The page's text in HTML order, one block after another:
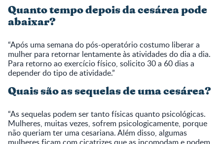
Quanto tempo depois da cesárea pode
abaixar?
“Após uma semana do pós-operatório costumo liberar a
mulher para retornar lentamente às atividades do dia a dia.
Para retorno ao exercício físico, solicito 30 a 60 dias a
depender do tipo de atividade.”
Quais são as sequelas de uma cesárea?
“As sequelas podem ser tanto físicas quanto psicológicas.
Mulheres, muitas vezes, sofrem psicologicamente, porque
não queriam ter uma cesariana. Além disso, algumas
mulheres ficam com cicatrizes que as incomodam e podem